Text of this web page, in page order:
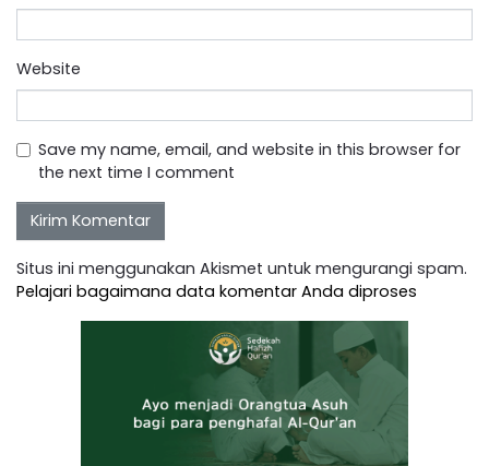
Website
Save my name, email, and website in this browser for
the next time I comment
Situs ini menggunakan Akismet untuk mengurangi spam.
Pelajari bagaimana data komentar Anda diproses